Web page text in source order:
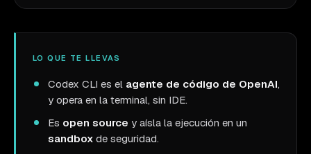
LO QUE TE LLEVAS
Codex CLI es el agente de código de OpenAI,
y opera en la terminal, sin IDE.
Es open source y aísla la ejecución en un
sandbox de seguridad.